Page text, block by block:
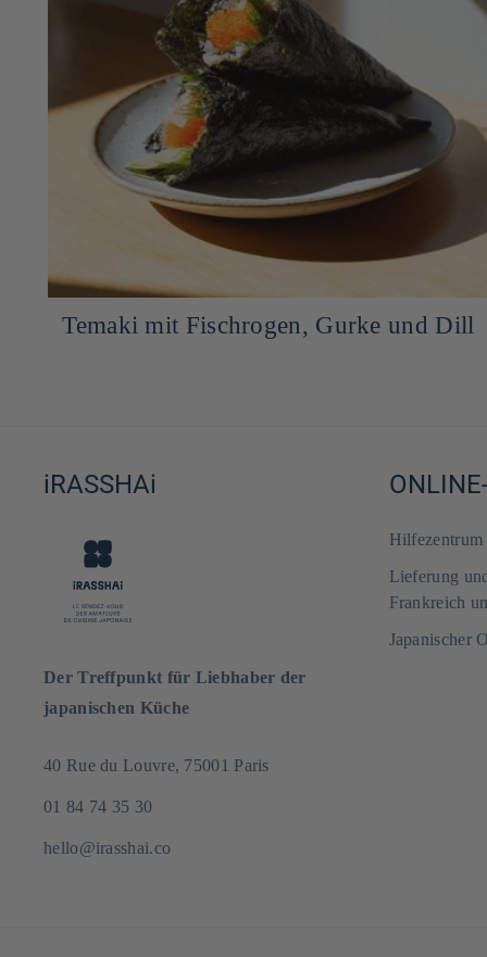
Temaki mit Fischrogen, Gurke und Dill
iRASSHAi
Der Treffpunkt für Liebhaber der
japanischen Küche
40 Rue du Louvre, 75001 Paris
01 84 74 35 30
hello@irasshai.co
Lieferung
Frankreich
Japanischer